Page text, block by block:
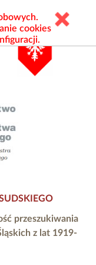
przeszukiwania
z lat 1919-
cookies